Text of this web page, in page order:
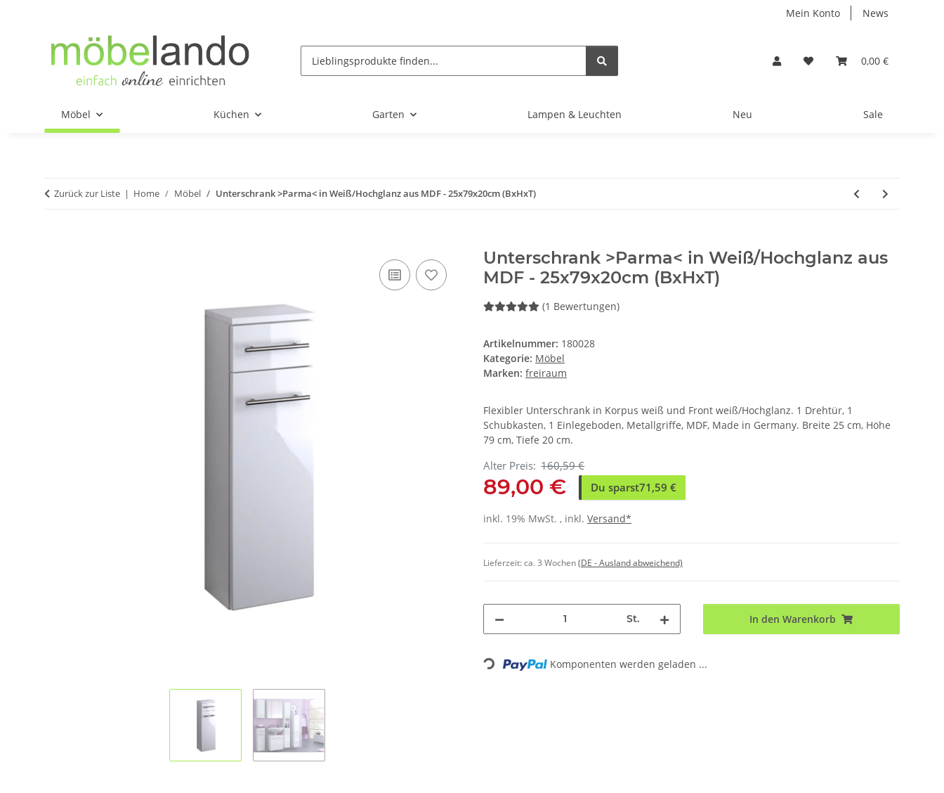
Mein Konto News
0,00 €
Möbel Küchen Garten Lampen & Leuchten Neu Sale
Zurück zur Liste Home Möbel Unterschrank >Parma< in Weiß/Hochglanz aus MDF - 25x79x20cm (BxHxT)
Unterschrank >Parma< in Weiß/Hochglanz aus
MDF - 25x79x20cm (BxHxT)
(1 Bewertungen)
Artikelnummer: 180028
Kategorie: Möbel
Marken: freiraum
Flexibler Unterschrank in Korpus weiß und Front weiß/Hochglanz. 1 Drehtür, 1
Schubkasten, 1 Einlegeboden, Metallgriffe, MDF, Made in Germany. Breite 25 cm, Höhe
79 cm, Tiefe 20 cm.
Alter Preis: 160,59 €
89,00 € Du sparst71,59 €
inkl. 19% MwSt. , inkl. Versand*
Lieferzeit:ca. 3 Wochen(DE - Ausland abweichend)
St. In den Warenkorb
Loading... Komponenten werden geladen ...